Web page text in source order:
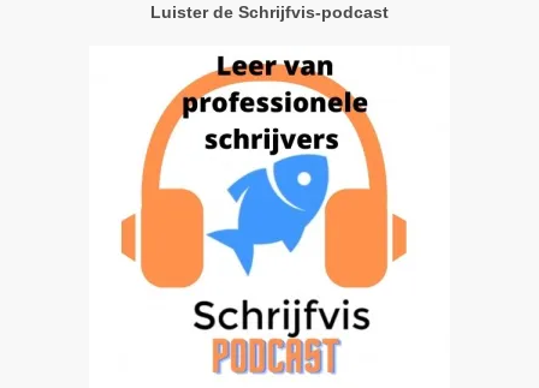
Luister de Schrijfvis-podcast